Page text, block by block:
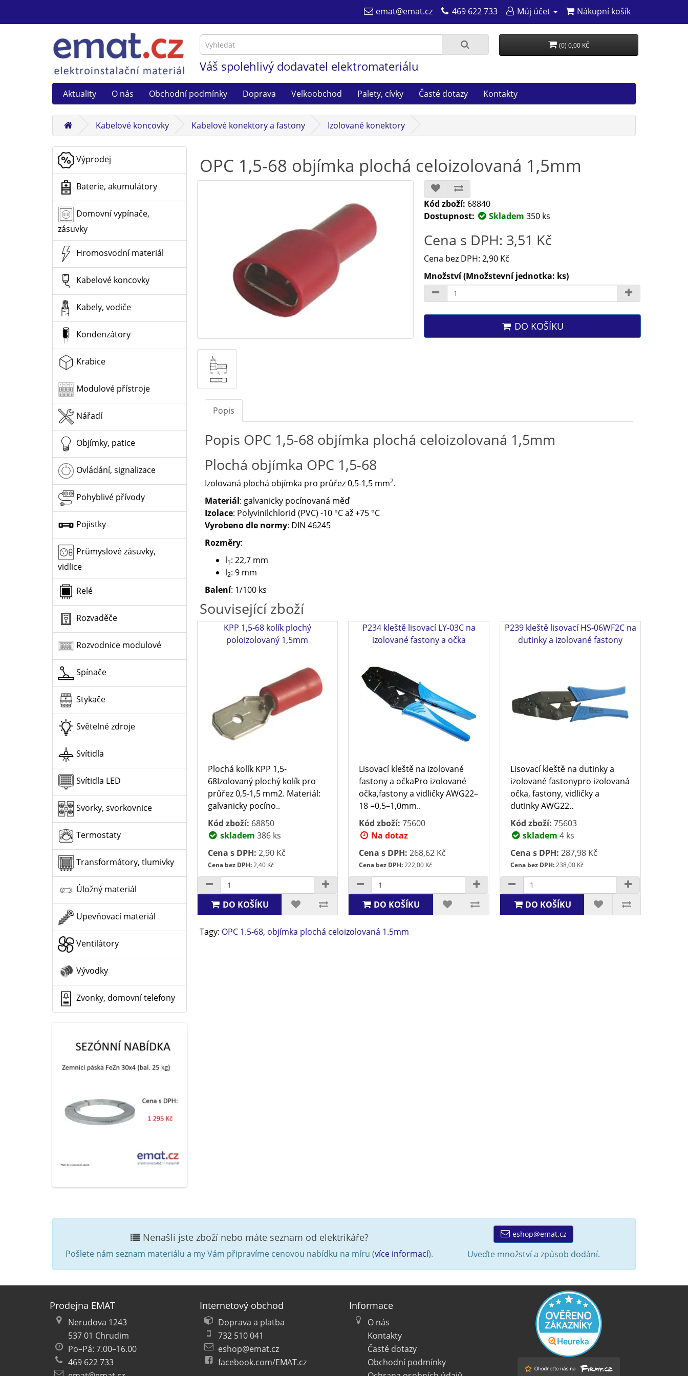
emat@emat.cz 469 622 733 Můj účet Nákupní košík
Váš spolehlivý dodavatel elektromateriálu
(0) 0,00 KČ
Aktuality O nás Obchodní podmínky Doprava Velkoobchod Palety, cívky Časté dotazy Kontakty
Kabelové koncovky Kabelové konektory a fastony Izolované konektory
Výprodej
Baterie, akumulátory
Domovní vypínače,
zásuvky
Hromosvodní materiál
Kabelové koncovky
Kabely, vodiče
Kondenzátory
Krabice
Modulové přístroje
Nářadí
Objímky, patice
Ovládání, signalizace
Pohyblivé přívody
Pojistky
Průmyslové zásuvky,
vidlice
Relé
Rozvaděče
Rozvodnice modulové
Spínače
Stykače
Světelné zdroje
Svítidla
Svítidla LED
Svorky, svorkovnice
Termostaty
Transformátory, tlumivky
Úložný materiál
Upevňovací materiál
Ventilátory
Vývodky
Zvonky, domovní telefony
OPC 1,5-68 objímka plochá celoizolovaná 1,5mm
Kód zboží: 68840
Dostupnost:
Skladem 350 ks
Cena s DPH: 3,51 Kč
Cena bez DPH: 2,90 Kč
Množství (Množstevní jednotka: ks)
DO KOŠÍKU
Popis
Popis OPC 1,5-68 objímka plochá celoizolovaná 1,5mm
Plochá objímka OPC 1,5-68
Izolovaná plochá objímka pro průřez 0,5-1,5 mm2.
Materiál: galvanicky pocínovaná měď
Izolace: Polyvinilchlorid (PVC) -10 °C až +75 °C
Vyrobeno dle normy: DIN 46245
Rozměry:
l1: 22,7 mm
l2: 9 mm
Balení: 1/100 ks
Související zboží
KPP 1,5-68 kolík plochý
poloizolovaný 1,5mm
Plochá kolík KPP 1,5-
68Izolovaný plochý kolík pro
průřez 0,5-1,5 mm2. Materiál:
galvanicky pocíno..
Kód zboží: 68850
skladem 386 ks
Cena s DPH: 2,90 Kč
Cena bez DPH:2,40 Kč
DO KOŠÍKU
P234 kleště lisovací LY-03C na
izolované fastony a očka
Lisovací kleště na izolované
fastony a očkaPro izolované
očka,fastony a vidličky AWG22–
18 =0,5–1,0mm..
Kód zboží: 75600
Na dotaz
Cena s DPH: 268,62 Kč
Cena bez DPH:222,00 Kč
DO KOŠÍKU
P239 kleště lisovací HS-06WF2C na
dutinky a izolované fastony
Lisovací kleště na dutinky a
izolované fastonypro izolovaná
očka, fastony, vi­dličky a
dutinky AWG22..
Kód zboží: 75603
skladem 4 ks
Cena s DPH: 287,98 Kč
Cena bez DPH:238,00 Kč
DO KOŠÍKU
Tagy: OPC 1.5-68, objímka plochá celoizolovaná 1.5mm
Nenašli jste zboží nebo máte seznam od elektrikáře?
Pošlete nám seznam materiálu a my Vám připravíme cenovou nabídku na míru (více informací).
eshop@emat.cz
Uveďte množství a způsob dodání.
Prodejna EMAT
Nerudova 1243
537 01 Chrudim
Po–Pá: 7.00–16.00
469 622 733
Internetový obchod
Doprava a platba
732 510 041
eshop@emat.cz
facebook.com/EMAT.cz
Informace
O nás
Kontakty
Časté dotazy
Obchodní podmínky